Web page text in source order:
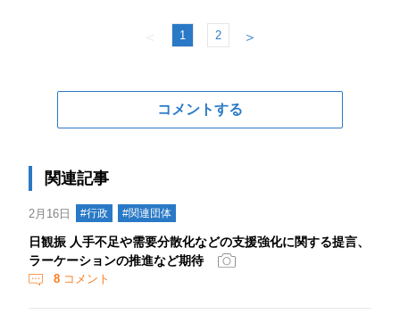
＜ 1 2 ＞
コメントする
関連記事
2月16日 #行政 #関連団体
日観振 人手不足や需要分散化などの支援強化に関する提言、
ラーケーションの推進など期待
8 コメント